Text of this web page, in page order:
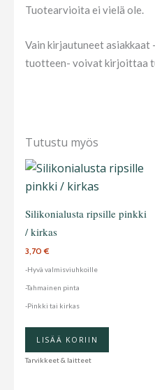
Tuotearvioita ei vielä ole.
Vain kirjautuneet
tuotteen- voivat kirjoittaa
Tutustu myös
Silikonialusta ripsille pinkki
/ kirkas
3,70€
-Hyvä valmisviuhkoille
-Tahmainen pinta
-Pinkki tai kirkas
LISÄÄ KORIIN
Tällä
useampi
sivulla.
Tarvikkeet & laitteet